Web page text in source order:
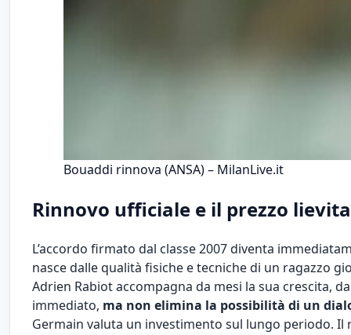
Bouaddi rinnova (ANSA) – MilanLive.it
Rinnovo ufficiale e il prezzo lievita
L’accordo firmato dal classe 2007 diventa
nasce dalle qualità fisiche e tecniche di un ragazzo
Adrien Rabiot accompagna da mesi la sua crescita,
immediato, ma non elimina la possibilità di un
Germain valuta un investimento sul lungo periodo.